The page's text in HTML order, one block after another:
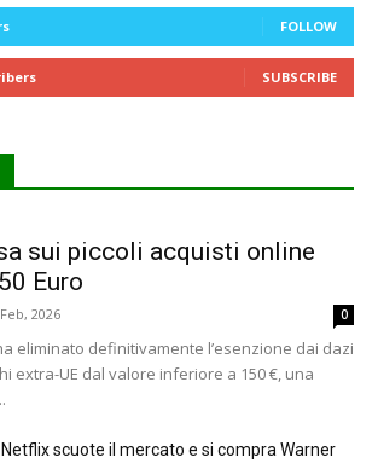
FOLLOW
SUBSCRIBE
sui piccoli acquisti online
Euro
2026 0
eliminato definitivamente l’esenzione dai dazi
extra-UE dal valore inferiore a 150 €, una
Netflix scuote il mercato e si compra Warner